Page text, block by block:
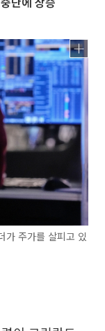
주가를 살피고 있